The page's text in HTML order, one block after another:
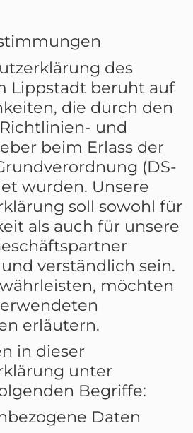
des
Lippstadt beruht auf
die durch den
Richtlinien- und
beim Erlass der
(DS-
wurden. Unsere
soll sowohl für
als auch für unsere
und verständlich sein.
möchten
erläutern.
in dieser
unter
Begriffe:
Daten